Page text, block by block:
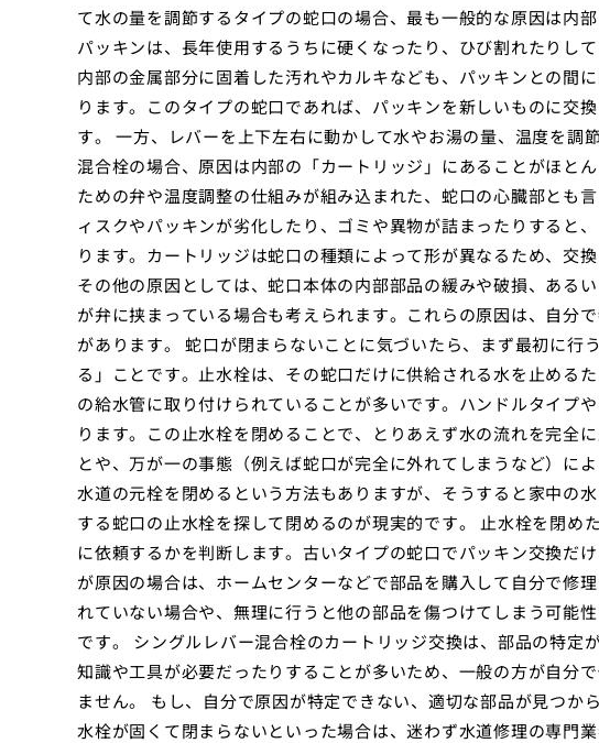
て水の量を調節するタイプの蛇口の場合、最も一般的な原因は内
パッキンは、長年使用するうちに硬くなったり、ひび割れたりし
内部の金属部分に固着した汚れやカルキなども、パッキンとの間
ります。このタイプの蛇口であれば、パッキンを新しいものに交
す。 一方、レバーを上下左右に動かして水やお湯の量、温度を調
混合栓の場合、原因は内部の「カートリッジ」にあることがほと
ための弁や温度調整の仕組みが組み込まれた、蛇口の心臓部とも
ィスクやパッキンが劣化したり、ゴミや異物が詰まったりすると
ります。カートリッジは蛇口の種類によって形が異なるため、交
その他の原因としては、蛇口本体の内部部品の緩みや破損、ある
が弁に挟まっている場合も考えられます。これらの原因は、自分
があります。 蛇口が閉まらないことに気づいたら、まず最初に行
る」ことです。止水栓は、その蛇口だけに供給される水を止める
の給水管に取り付けられていることが多いです。ハンドルタイプ
ります。この止水栓を閉めることで、とりあえず水の流れを完全
とや、万が一の事態（例えば蛇口が完全に外れてしまうなど）に
水道の元栓を閉めるという方法もありますが、そうすると家中の
する蛇口の止水栓を探して閉めるのが現実的です。 止水栓を閉め
に依頼するかを判断します。古いタイプの蛇口でパッキン交換だ
が原因の場合は、ホームセンターなどで部品を購入して自分で修
れていない場合や、無理に行うと他の部品を傷つけてしまう可能
です。 シングルレバー混合栓のカートリッジ交換は、部品の特定
知識や工具が必要だったりすることが多いため、一般の方が自分
ません。 もし、自分で原因が特定できない、適切な部品が見つか
水栓が固くて閉まらないといった場合は、迷わず水道修理の専門